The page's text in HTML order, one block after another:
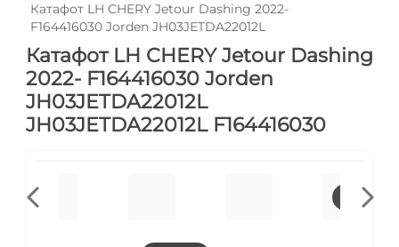
Катафот LH CHERY Jetour Dashing 2022-
F164416030 Jorden JH03JETDA22012L
Катафот LH CHERY Jetour Dashing
2022- F164416030 Jorden
JH03JETDA22012L
JH03JETDA22012L F164416030